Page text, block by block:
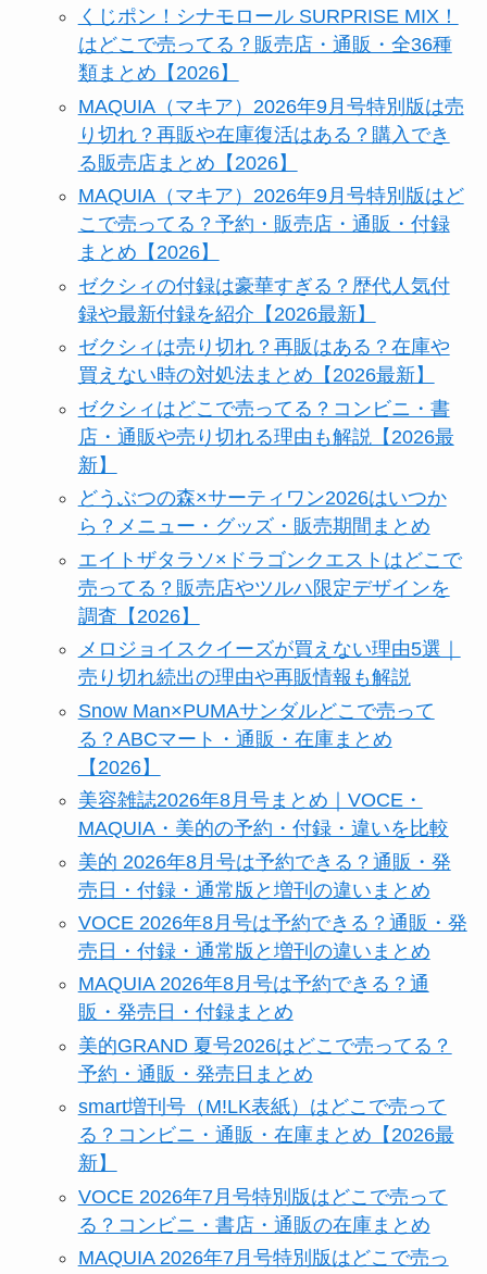
くじポン！シナモロール SURPRISE MIX！
はどこで売ってる？販売店・通販・全36種
類まとめ【2026】
MAQUIA（マキア）2026年9月号特別版は売
り切れ？再販や在庫復活はある？購入でき
る販売店まとめ【2026】
MAQUIA（マキア）2026年9月号特別版はど
こで売ってる？予約・販売店・通販・付録
まとめ【2026】
ゼクシィの付録は豪華すぎる？歴代人気付
録や最新付録を紹介【2026最新】
ゼクシィは売り切れ？再販はある？在庫や
買えない時の対処法まとめ【2026最新】
ゼクシィはどこで売ってる？コンビニ・書
店・通販や売り切れる理由も解説【2026最
新】
どうぶつの森×サーティワン2026はいつか
ら？メニュー・グッズ・販売期間まとめ
エイトザタラソ×ドラゴンクエストはどこで
売ってる？販売店やツルハ限定デザインを
調査【2026】
メロジョイスクイーズが買えない理由5選｜
売り切れ続出の理由や再販情報も解説
Snow Man×PUMAサンダルどこで売って
る？ABCマート・通販・在庫まとめ
【2026】
美容雑誌2026年8月号まとめ｜VOCE・
MAQUIA・美的の予約・付録・違いを比較
美的 2026年8月号は予約できる？通販・発
売日・付録・通常版と増刊の違いまとめ
VOCE 2026年8月号は予約できる？通販・発
売日・付録・通常版と増刊の違いまとめ
MAQUIA 2026年8月号は予約できる？通
販・発売日・付録まとめ
美的GRAND 夏号2026はどこで売ってる？
予約・通販・発売日まとめ
smart増刊号（M!LK表紙）はどこで売って
る？コンビニ・通販・在庫まとめ【2026最
新】
VOCE 2026年7月号特別版はどこで売って
る？コンビニ・書店・通販の在庫まとめ
MAQUIA 2026年7月号特別版はどこで売っ